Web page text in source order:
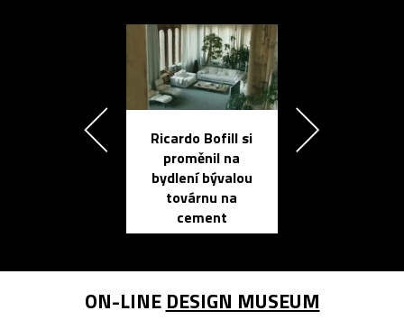
Ricardo Bofill si
proměnil na
bydlení bývalou
továrnu na
cement
ON-LINE DESIGN MUSEUM